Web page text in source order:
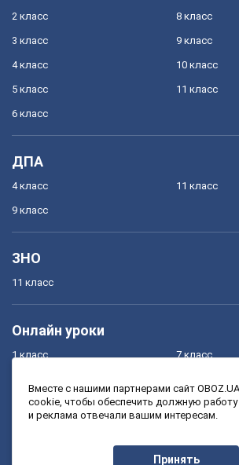
2 класс
3 класс
4 класс
5 класс
6 класс
8 класс
9 класс
10 класс
11 класс
ДПА
4 класс
9 класс
11 класс
ЗНО
11 класс
Онлайн уроки
1 класс
3 класс
7 класс
9 класс
Вместе с нашими партнерами сайт
cookie, чтобы обеспечить должную работу
и реклама отвечали вашим интересам.
Принять